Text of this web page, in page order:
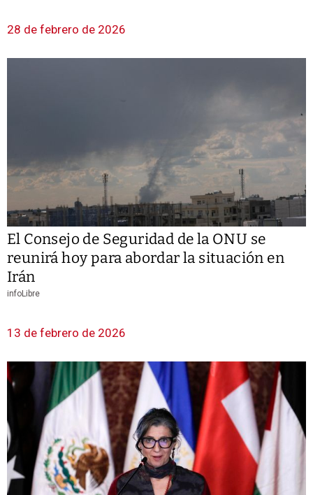
28 de febrero de 2026
El Consejo de Seguridad de la ONU se
reunirá hoy para abordar la situación en
Irán
infoLibre
13 de febrero de 2026